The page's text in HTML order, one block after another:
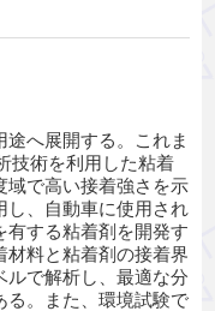
へ展開する。これま
技術を利用した粘着
域で高い接着強さを示
し、自動車に使用され
有する粘着剤を開発す
材料と粘着剤の接着界
ルで解析し、最適な分
る。また、環境試験で